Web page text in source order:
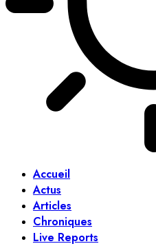
Accueil
Actus
Articles
Chroniques
Live Reports